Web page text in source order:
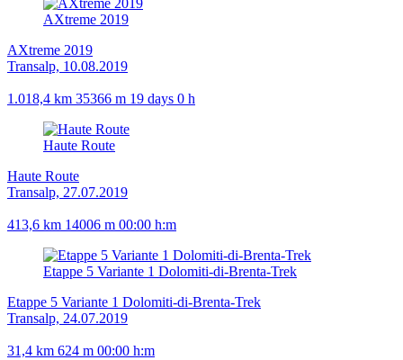
AXtreme 2019
AXtreme 2019
Transalp, 10.08.2019
1.018,4 km 35366 m 19 days 0 h
Haute Route
Haute Route
Transalp, 27.07.2019
413,6 km 14006 m 00:00 h:m
Etappe 5 Variante 1 Dolomiti-di-Brenta-Trek
Etappe 5 Variante 1 Dolomiti-di-Brenta-Trek
Transalp, 24.07.2019
31,4 km 624 m 00:00 h:m